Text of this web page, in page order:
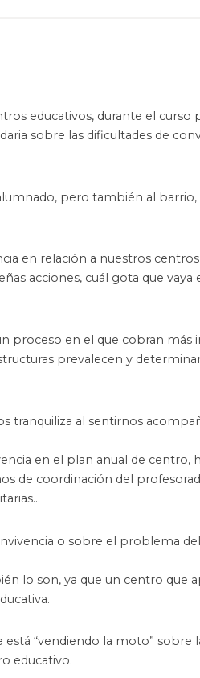
educativos, durante el curso
sobre las dificultades de
pero también al barrio,
en relación a nuestros
acciones, cuál gota que vaya
proceso en el que cobran más
prevalecen y
tranquiliza al sentirnos
en el plan anual de centro,
de coordinación del
o sobre el problema
lo son, ya que un centro que
“vendiendo la moto” sobre
educativo.